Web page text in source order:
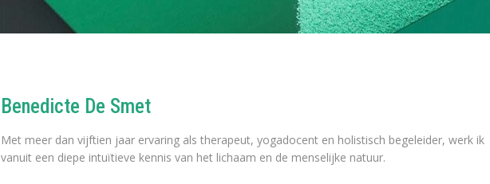
Benedicte De Smet
Met meer dan vijftien jaar ervaring als therapeut, yogadocent en holistisch begeleider, werk ik
vanuit een diepe intuïtieve kennis van het lichaam en de menselijke natuur.